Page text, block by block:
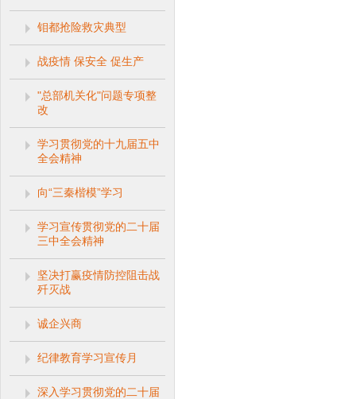
钼都抢险救灾典型
战疫情 保安全 促生产
"总部机关化"问题专项整
改
学习贯彻党的十九届五中
全会精神
向“三秦楷模”学习
学习宣传贯彻党的二十届
三中全会精神
坚决打赢疫情防控阻击战
歼灭战
诚企兴商
纪律教育学习宣传月
深入学习贯彻党的二十届